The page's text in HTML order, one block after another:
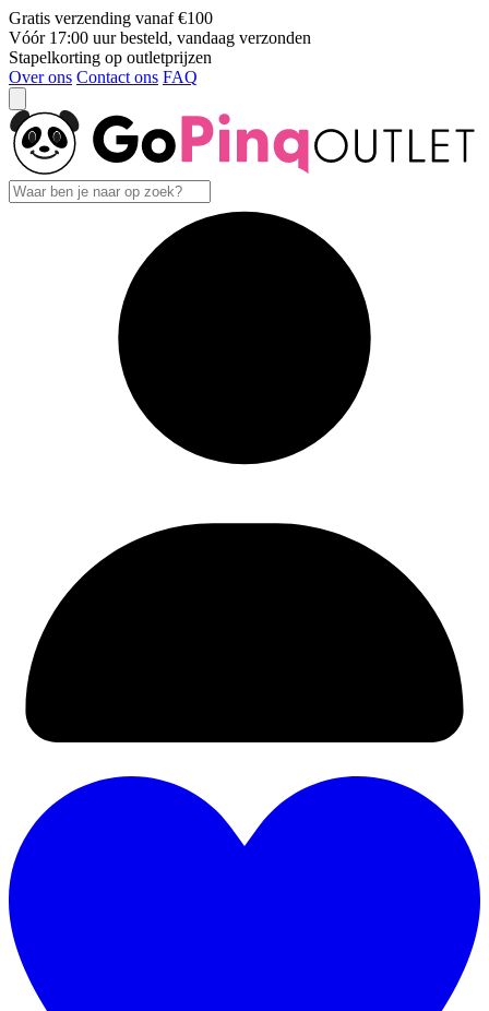
Gratis verzending vanaf €100
Vóór 17:00 uur besteld, vandaag verzonden
Stapelkorting op outletprijzen
Over ons Contact ons FAQ